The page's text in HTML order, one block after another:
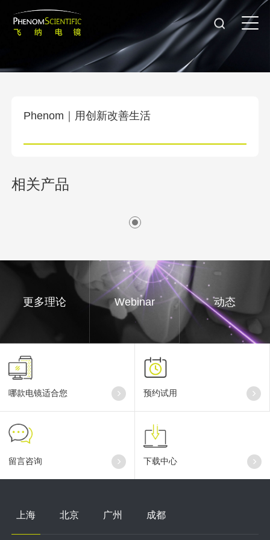
Phenom｜用创新改善生活
相关产品
更多理论 Webinar 动态
哪款电镜适合您 预约试用
留言咨询 下载中心
上海 北京 广州 成都